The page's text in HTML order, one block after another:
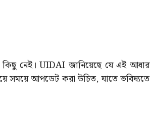
নেই। UIDAI জানিয়েছে যে এই আধার
সময়ে আপডেট করা উচিত, যাতে ভবিষ্যতে